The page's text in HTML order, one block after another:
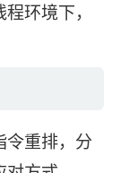
环境下，
令重排，分